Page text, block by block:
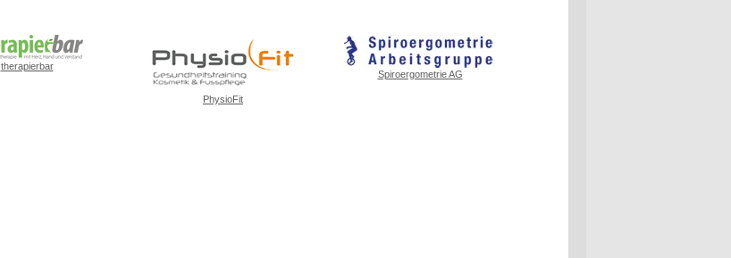
therapierbar
PhysioFit
Spiroergometrie AG